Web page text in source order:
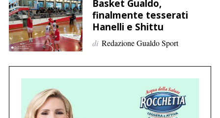
e
r
:
Basket Gualdo,
finalmente tesserati
Hanelli e Shittu
di Redazione Gualdo Sport